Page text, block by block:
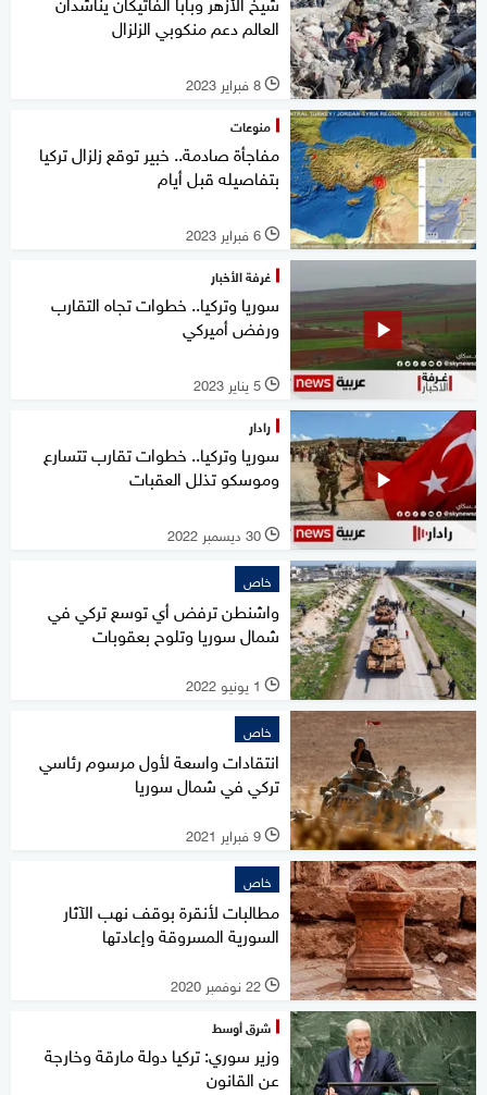
العالم دعم منكوبي الزلزال
l 8 فبراير 2023
منوعات
مفاجأة صادمة.. خبير توقع زلزال تركيا
بتفاصيله قبل أيام
l 6 فبراير 2023
غرفة الأخبار
سوريا وتركيا.. خطوات تجاه التقارب
ورفض أميركي
l 5 يناير 2023
رادار
سوريا وتركيا.. خطوات تقارب تتسارع
وموسكو تذلل العقبات
l 30 ديسمبر 2022
خاص
واشنطن ترفض أي توسع تركي في
شمال سوريا وتلوح بعقوبات
l 1 يونيو 2022
خاص
انتقادات واسعة لأول مرسوم رئاسي
تركي في شمال سوريا
l 9 فبراير 2021
خاص
مطالبات لأنقرة بوقف نهب الآثار
السورية المسروقة وإعادتها
l 22 نوفمبر 2020
شرق أوسط
وزير سوري: تركيا دولة مارقة وخارجة
عن القانون